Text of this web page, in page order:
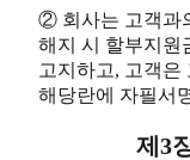
② 회사는 고객과
해지 시 할부지원
고지하고, 고객은
해당란에 자필서
제3